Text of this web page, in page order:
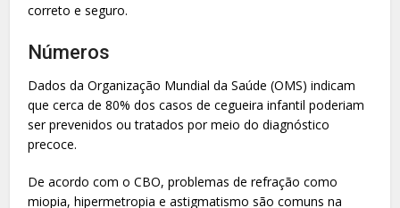
correto e seguro.
Números
Dados da Organização Mundial da Saúde (OMS) indicam
que cerca de 80% dos casos de cegueira infantil poderiam
ser prevenidos ou tratados por meio do diagnóstico
precoce.
De acordo com o CBO, problemas de refração como
miopia, hipermetropia e astigmatismo são comuns na